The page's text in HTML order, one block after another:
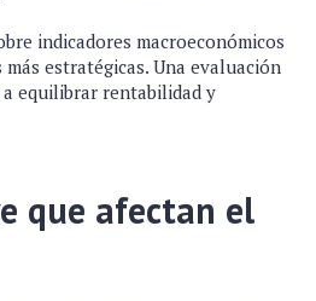
indicadores macroeconómicos
estratégicas. Una evaluación
equilibrar rentabilidad y
que afectan el